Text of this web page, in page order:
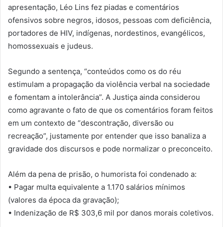
apresentação, Léo Lins fez piadas e comentários
ofensivos sobre negros, idosos, pessoas com deficiência,
portadores de HIV, indígenas, nordestinos, evangélicos,
homossexuais e judeus.
Segundo a sentença, “conteúdos como os do réu
estimulam a propagação da violência verbal na sociedade
e fomentam a intolerância”. A Justiça ainda considerou
como agravante o fato de que os comentários foram feitos
em um contexto de “descontração, diversão ou
recreação”, justamente por entender que isso banaliza a
gravidade dos discursos e pode normalizar o preconceito.
Além da pena de prisão, o humorista foi condenado a:
• Pagar multa equivalente a 1.170 salários mínimos
(valores da época da gravação);
• Indenização de R$ 303,6 mil por danos morais coletivos.